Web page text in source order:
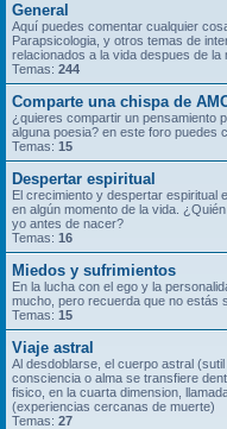
General
Aquí puedes comentar cualquier
Parapsicologia, y otros temas de
relacionados a la vida despues de la
Temas: 244
Comparte una chispa de
¿quieres compartir un pensamiento
alguna poesia? en este foro puedes
Temas: 15
Despertar espiritual
El crecimiento y despertar espiritual
en algún momento de la vida.
yo antes de nacer?
Temas: 16
Miedos y sufrimientos
En la lucha con el ego y la
mucho, pero recuerda que no estás
Temas: 15
Viaje astral
Al desdoblarse, el cuerpo astral
consciencia o alma se transfiere
fisico, en la cuarta dimension,
(experiencias cercanas de muerte)
Temas: 27